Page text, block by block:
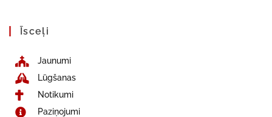
Īsceļi
Jaunumi
Lūgšanas
Notikumi
Paziņojumi